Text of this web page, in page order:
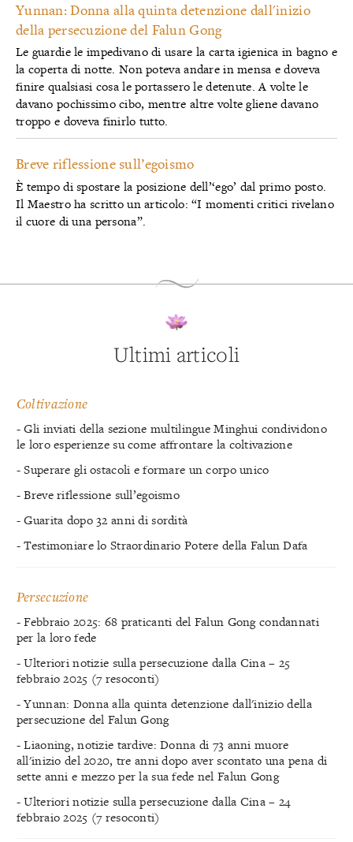
Yunnan: Donna alla quinta detenzione dall'inizio
della persecuzione del Falun Gong
Le guardie le impedivano di usare la carta igienica in bagno e
la coperta di notte. Non poteva andare in mensa e doveva
finire qualsiasi cosa le portassero le detenute. A volte le
davano pochissimo cibo, mentre altre volte gliene davano
troppo e doveva finirlo tutto.
Breve riflessione sull’egoismo
È tempo di spostare la posizione dell’‘ego’ dal primo posto.
Il Maestro ha scritto un articolo: “I momenti critici rivelano
il cuore di una persona”.
Ultimi articoli
Coltivazione
- Gli inviati della sezione multilingue Minghui condividono
le loro esperienze su come affrontare la coltivazione
- Superare gli ostacoli e formare un corpo unico
- Breve riflessione sull’egoismo
- Guarita dopo 32 anni di sordità
- Testimoniare lo Straordinario Potere della Falun Dafa
Persecuzione
- Febbraio 2025: 68 praticanti del Falun Gong condannati
per la loro fede
- Ulteriori notizie sulla persecuzione dalla Cina – 25
febbraio 2025 (7 resoconti)
- Yunnan: Donna alla quinta detenzione dall'inizio della
persecuzione del Falun Gong
- Liaoning, notizie tardive: Donna di 73 anni muore
all'inizio del 2020, tre anni dopo aver scontato una pena di
sette anni e mezzo per la sua fede nel Falun Gong
- Ulteriori notizie sulla persecuzione dalla Cina – 24
febbraio 2025 (7 resoconti)